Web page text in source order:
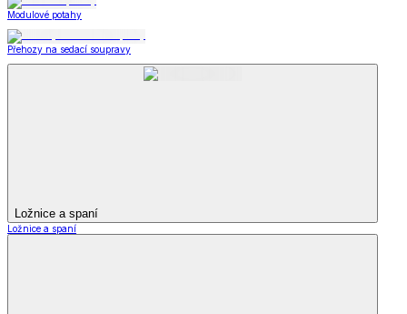
Modulové potahy
Přehozy na sedací soupravy
Ložnice a spaní
Ložnice a spaní